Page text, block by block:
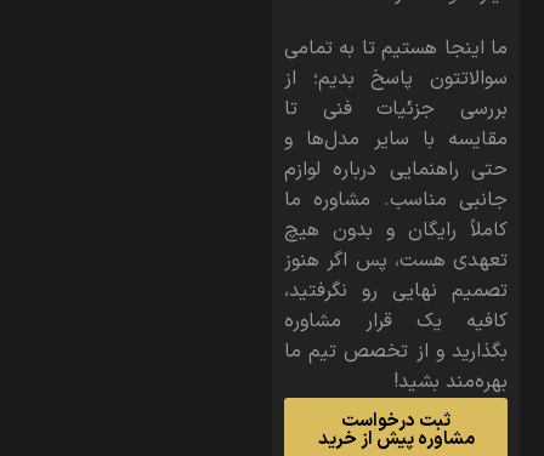
ما اینجا هستیم تا به تمامی
سوالاتتون پاسخ بدیم؛ از
بررسی جزئیات فنی تا
مقایسه با سایر مدل‌ها و
حتی راهنمایی درباره لوازم
جانبی مناسب. مشاوره ما
کاملاً رایگان و بدون هیچ
تعهدی هست، پس اگر هنوز
تصمیم نهایی رو نگرفتید،
کافیه یک قرار مشاوره
بگذارید و از تخصص تیم ما
بهره‌مند بشید!
ثبت درخواست
مشاوره پیش از خرید